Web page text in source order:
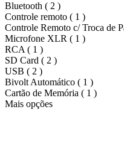
Bluetooth ( 2 )
Controle remoto ( 1 )
Controle Remoto c/ Troca de
Microfone XLR ( 1 )
RCA ( 1 )
SD Card ( 2 )
USB ( 2 )
Bivolt Automático ( 1 )
Cartão de Memória ( 1 )
Mais opções